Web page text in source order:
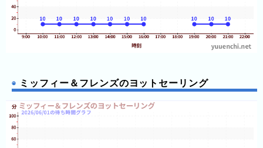
ン
ド
島
シ
ー
ミッフィー＆フレンズのヨットセーリング